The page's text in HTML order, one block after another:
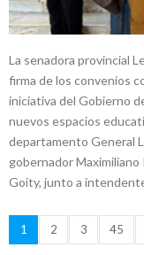
La senadora provincial
firma de los convenios
iniciativa del Gobierno
nuevos espacios
departamento General
gobernador
Goity, junto a
1 2 3 45